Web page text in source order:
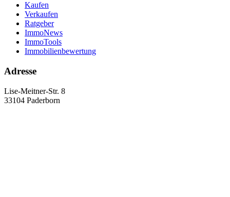
Kaufen
Verkaufen
Ratgeber
ImmoNews
ImmoTools
Immobilienbewertung
Adresse
Lise-Meitner-Str. 8
33104 Paderborn